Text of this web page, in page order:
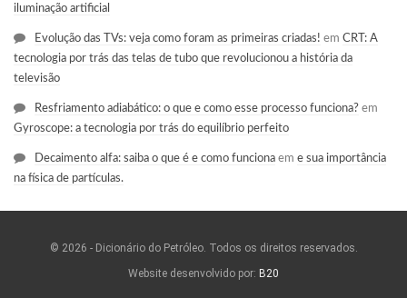
iluminação artificial
Evolução das TVs: veja como foram as primeiras criadas! em CRT: A
tecnologia por trás das telas de tubo que revolucionou a história da
televisão
Resfriamento adiabático: o que e como esse processo funciona? em
Gyroscope: a tecnologia por trás do equilíbrio perfeito
Decaimento alfa: saiba o que é e como funciona em e sua importância
na física de partículas.
© 2026 - Dicionário do Petróleo. Todos os direitos reservados.
Website desenvolvido por: B20